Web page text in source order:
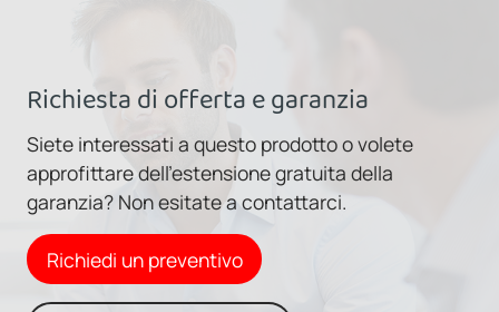
Richiesta di offerta e garanzia
Siete interessati a questo prodotto o volete
approfittare dell'estensione gratuita della
garanzia? Non esitate a contattarci.
Richiedi un preventivo